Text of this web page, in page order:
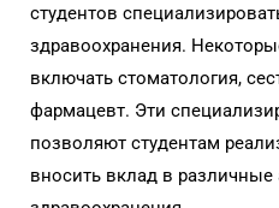
студентов
здравоохранения.
включать стоматология,
фармацевт. Эти
позволяют студентам
вносить вклад в различные